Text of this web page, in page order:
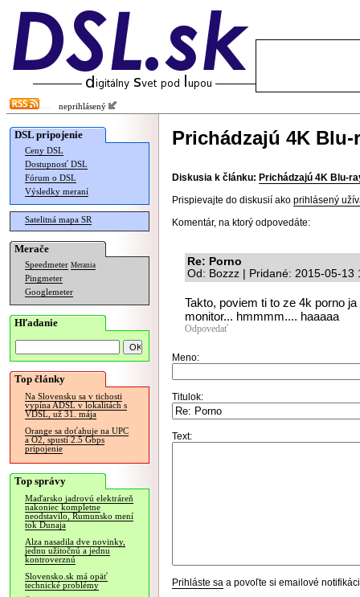
neprihlásený
DSL pripojenie
Ceny DSL
Dostupnosť DSL
Fórum o DSL
Výsledky meraní
Satelitná mapa SR
Merače
Speedmeter Merania
Pingmeter
Googlemeter
Hľadanie
Top články
Na Slovensku sa v tichosti
vypína ADSL v lokalitách s
VDSL, už 31. mája
Orange sa doťahuje na UPC
a O2, spustí 2.5 Gbps
pripojenie
Top správy
Maďarsko jadrovú elektráreň
nakoniec kompletne
neodstavilo, Rumunsko mení
tok Dunaja
Alza nasadila dve novinky,
jednu užitočnú a jednu
kontroverznú
Slovensko.sk má opäť
technické problémy
Prichádzajú 4K
Diskusia k článku: Prichádzajú 4K Blu-
Prispievajte do diskusií ako prihlásený
Komentár, na ktorý odpovedáte:
Re: Porno
Od: Bozzz | Pridané: 2015-05-13
Takto, poviem ti to ze 4k porno
monitor... hmmmm.... haaaaa
Odpovedať
Meno:
Titulok:
Text:
Prihláste sa a povoľte si emailové